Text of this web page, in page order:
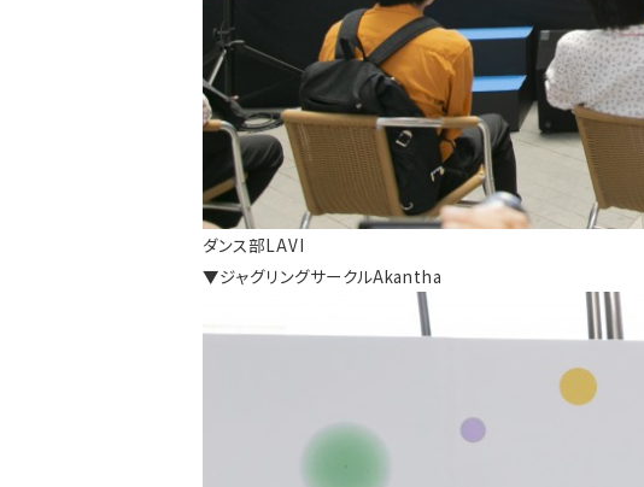
ダンス部LAVI
▼ジャグリングサークルAkantha